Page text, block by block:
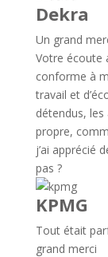
Dekra
Un grand
Votre écoute
conforme à
travail et
détendus,
propre,
j’ai apprécié
pas ?
KPMG
Tout était
grand merci